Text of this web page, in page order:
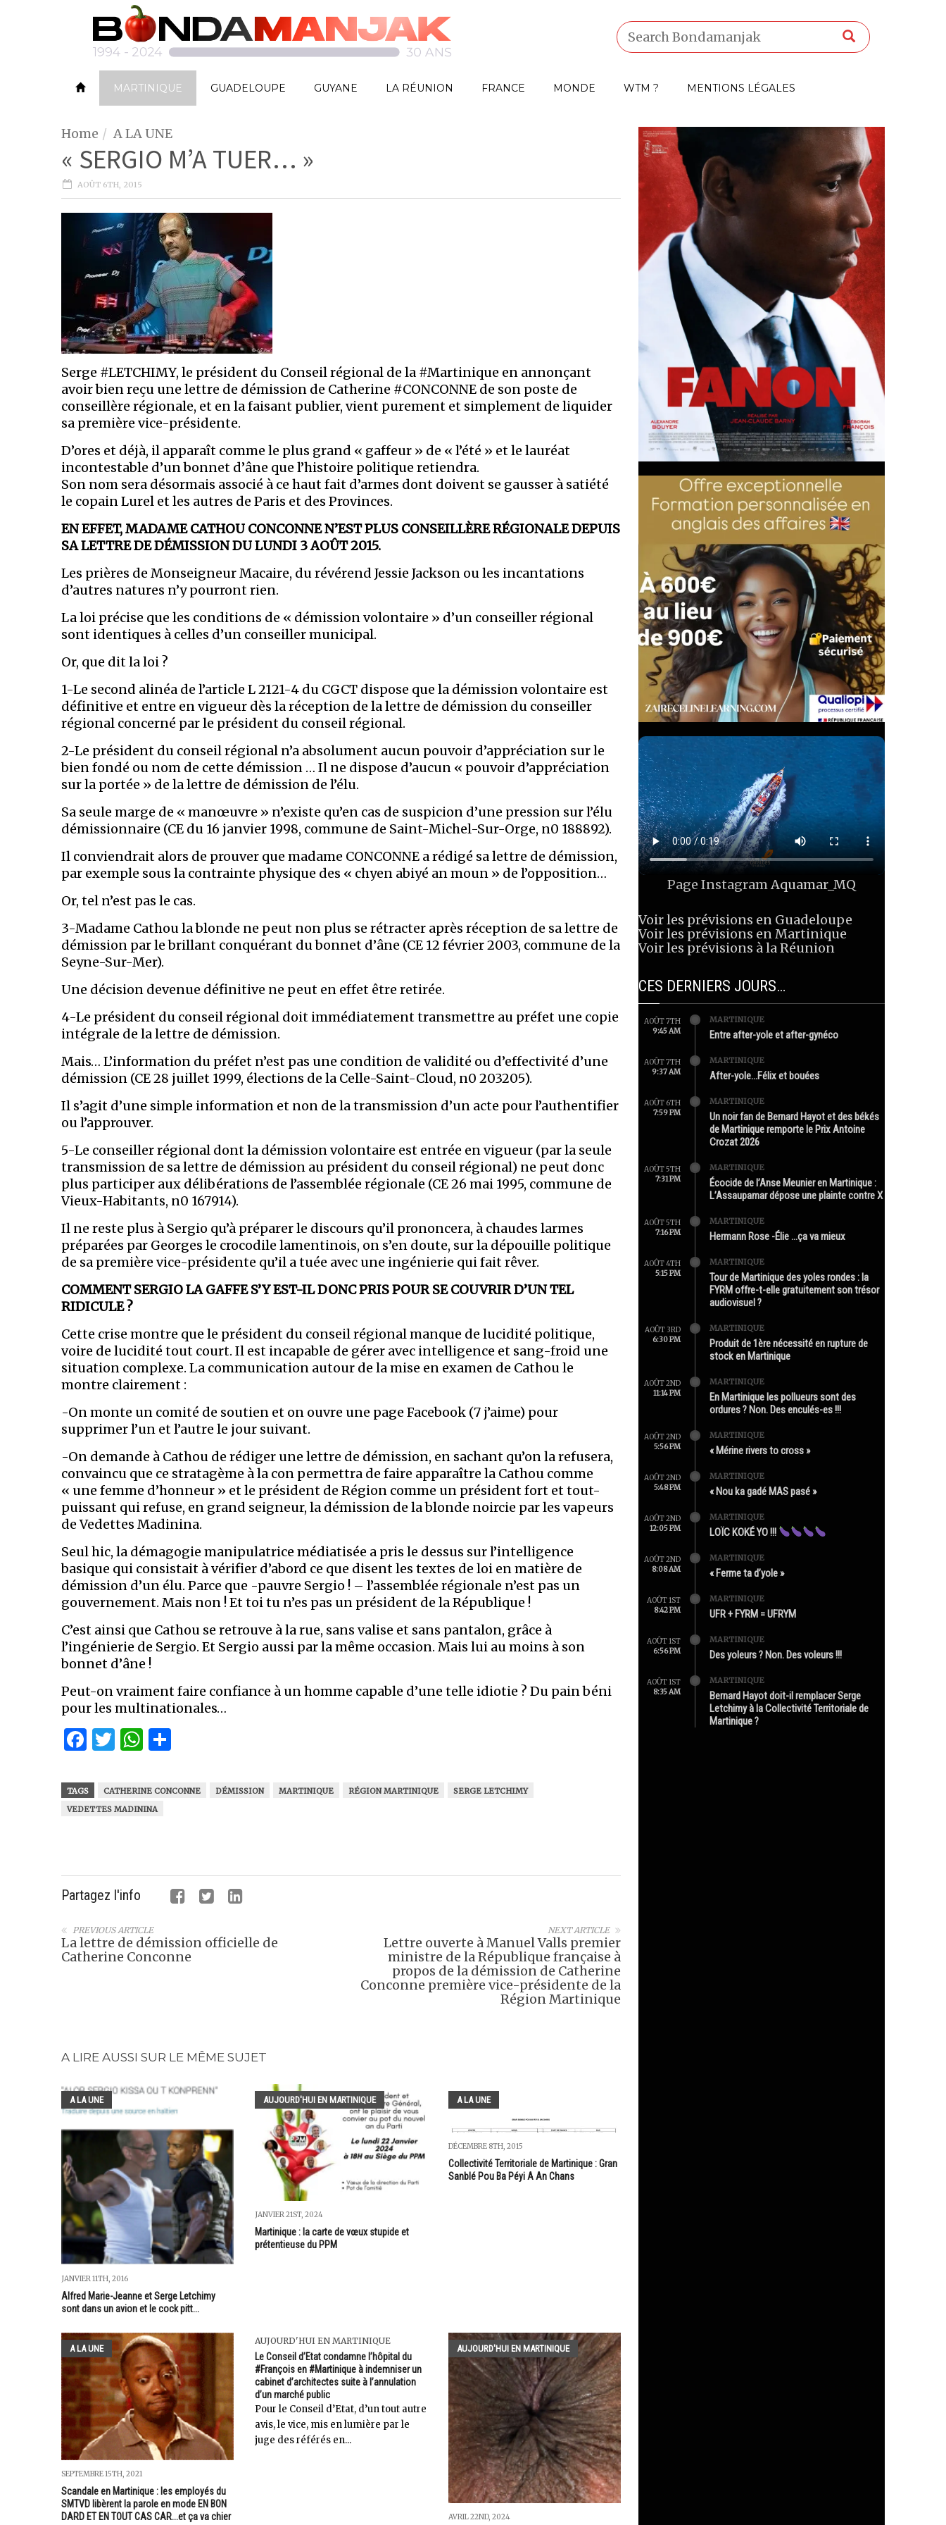
MARTINIQUE GUADELOUPE GUYANE LA RÉUNION FRANCE MONDE WTM ? MENTIONS LÉGALES
Home A LA UNE
« SERGIO M’A TUER… »
AOÛT 6TH, 2015
Serge #LETCHIMY, le président du Conseil régional de la #Martinique en annonçant
avoir bien reçu une lettre de démission de Catherine #CONCONNE de son poste de
conseillère régionale, et en la faisant publier, vient purement et simplement de liquider
sa première vice-présidente.
D’ores et déjà, il apparaît comme le plus grand « gaffeur » de « l’été » et le lauréat
incontestable d’un bonnet d’âne que l’histoire politique retiendra.
Son nom sera désormais associé à ce haut fait d’armes dont doivent se gausser à satiété
le copain Lurel et les autres de Paris et des Provinces.
EN EFFET, MADAME CATHOU CONCONNE N’EST PLUS CONSEILLÈRE RÉGIONALE DEPUIS
SA LETTRE DE DÉMISSION DU LUNDI 3 AOÛT 2015.
Les prières de Monseigneur Macaire, du révérend Jessie Jackson ou les incantations
d’autres natures n’y pourront rien.
La loi précise que les conditions de « démission volontaire » d’un conseiller régional
sont identiques à celles d’un conseiller municipal.
Or, que dit la loi ?
1-Le second alinéa de l’article L 2121-4 du CGCT dispose que la démission volontaire est
définitive et entre en vigueur dès la réception de la lettre de démission du conseiller
régional concerné par le président du conseil régional.
2-Le président du conseil régional n’a absolument aucun pouvoir d’appréciation sur le
bien fondé ou nom de cette démission … Il ne dispose d’aucun « pouvoir d’appréciation
sur la portée » de la lettre de démission de l’élu.
Sa seule marge de « manœuvre » n’existe qu’en cas de suspicion d’une pression sur l’élu
démissionnaire (CE du 16 janvier 1998, commune de Saint-Michel-Sur-Orge, n0 188892).
Il conviendrait alors de prouver que madame CONCONNE a rédigé sa lettre de démission,
par exemple sous la contrainte physique des « chyen abiyé an moun » de l’opposition…
Or, tel n’est pas le cas.
3-Madame Cathou la blonde ne peut non plus se rétracter après réception de sa lettre de
démission par le brillant conquérant du bonnet d’âne (CE 12 février 2003, commune de la
Seyne-Sur-Mer).
Une décision devenue définitive ne peut en effet être retirée.
4-Le président du conseil régional doit immédiatement transmettre au préfet une copie
intégrale de la lettre de démission.
Mais… L’information du préfet n’est pas une condition de validité ou d’effectivité d’une
démission (CE 28 juillet 1999, élections de la Celle-Saint-Cloud, n0 203205).
Il s’agit d’une simple information et non de la transmission d’un acte pour l’authentifier
ou l’approuver.
5-Le conseiller régional dont la démission volontaire est entrée en vigueur (par la seule
transmission de sa lettre de démission au président du conseil régional) ne peut donc
plus participer aux délibérations de l’assemblée régionale (CE 26 mai 1995, commune de
Vieux-Habitants, n0 167914).
Il ne reste plus à Sergio qu’à préparer le discours qu’il prononcera, à chaudes larmes
préparées par Georges le crocodile lamentinois, on s’en doute, sur la dépouille politique
de sa première vice-présidente qu’il a tuée avec une ingénierie qui fait rêver.
COMMENT SERGIO LA GAFFE S’Y EST-IL DONC PRIS POUR SE COUVRIR D’UN TEL
RIDICULE ?
Cette crise montre que le président du conseil régional manque de lucidité politique,
voire de lucidité tout court. Il est incapable de gérer avec intelligence et sang-froid une
situation complexe. La communication autour de la mise en examen de Cathou le
montre clairement :
-On monte un comité de soutien et on ouvre une page Facebook (7 j’aime) pour
supprimer l’un et l’autre le jour suivant.
-On demande à Cathou de rédiger une lettre de démission, en sachant qu’on la refusera,
convaincu que ce stratagème à la con permettra de faire apparaître la Cathou comme
« une femme d’honneur » et le président de Région comme un président fort et tout-
puissant qui refuse, en grand seigneur, la démission de la blonde noircie par les vapeurs
de Vedettes Madinina.
Seul hic, la démagogie manipulatrice médiatisée a pris le dessus sur l’intelligence
basique qui consistait à vérifier d’abord ce que disent les textes de loi en matière de
démission d’un élu. Parce que -pauvre Sergio ! – l’assemblée régionale n’est pas un
gouvernement. Mais non ! Et toi tu n’es pas un président de la République !
C’est ainsi que Cathou se retrouve à la rue, sans valise et sans pantalon, grâce à
l’ingénierie de Sergio. Et Sergio aussi par la même occasion. Mais lui au moins à son
bonnet d’âne !
Peut-on vraiment faire confiance à un homme capable d’une telle idiotie ? Du pain béni
pour les multinationales…
Facebook
Twitter
WhatsApp
TAGS CATHERINE CONCONNE DÉMISSION MARTINIQUE RÉGION MARTINIQUE
SERGE LETCHIMY
VEDETTES MADININA
Partagez l'info
NEXT ARTICLE
Lettre ouverte à Manuel Valls premier
ministre de la République française à
propos de la démission de Catherine
Conconne première vice-présidente de la
Région Martinique
PREVIOUS ARTICLE
La lettre de démission officielle de
Catherine Conconne
A LIRE AUSSI SUR LE MÊME SUJET
A LA UNE
JANVIER 11TH, 2016
Alfred Marie-Jeanne et Serge Letchimy
sont dans un avion et le cock pitt...
AUJOURD'HUI EN MARTINIQUE
JANVIER 21ST, 2024
Martinique : la carte de vœux stupide et
prétentieuse du PPM
A LA UNE
DÉCEMBRE 8TH, 2015
Collectivité Territoriale de Martinique : Gran
Sanblé Pou Ba Péyi A An Chans
A LA UNE
SEPTEMBRE 15TH, 2021
Scandale en Martinique : les employés du
SMTVD libèrent la parole en mode EN BON
DARD ET EN TOUT CAS CAR...et ça va chier
AUJOURD'HUI EN MARTINIQUE
Le Conseil d’Etat condamne l’hôpital du
#François en #Martinique à indemniser un
cabinet d’architectes suite à l’annulation
d’un marché public
Pour le Conseil d’Etat, d’un tout autre
avis, le vice, mis en lumière par le
juge des référés en...
AUJOURD'HUI EN MARTINIQUE
AVRIL 22ND, 2024
Page InstagramAquamar_MQ
Voir les prévisions en Guadeloupe
Voir les prévisions en Martinique
Voir les prévisions à la Réunion
CES DERNIERS JOURS…
AOÛT 7TH
9:45 AM
MARTINIQUE
Entre after-yole et after-gynéco
AOÛT 7TH
9:37 AM
MARTINIQUE
After-yole…Félix et bouées
AOÛT 6TH
7:59 PM
MARTINIQUE
Un noir fan de Bernard Hayot et des békés
de Martinique remporte le Prix Antoine
Crozat 2026
AOÛT 5TH
7:31 PM
MARTINIQUE
Écocide de l’Anse Meunier en Martinique :
L’Assaupamar dépose une plainte contre X
AOÛT 5TH
7:16 PM
MARTINIQUE
Hermann Rose -Élie …ça va mieux
AOÛT 4TH
5:15 PM
MARTINIQUE
Tour de Martinique des yoles rondes : la
FYRM offre-t-elle gratuitement son trésor
audiovisuel ?
AOÛT 3RD
6:30 PM
MARTINIQUE
Produit de 1ère nécessité en rupture de
stock en Martinique
AOÛT 2ND
11:14 PM
MARTINIQUE
En Martinique les pollueurs sont des
ordures ? Non. Des enculés-es !!!
AOÛT 2ND
5:56 PM
MARTINIQUE
« Mérine rivers to cross »
AOÛT 2ND
5:48 PM
MARTINIQUE
« Nou ka gadé MAS pasé »
AOÛT 2ND
12:05 PM
MARTINIQUE
LOÏC KOKÉ YO !!!
AOÛT 2ND
8:08 AM
MARTINIQUE
« Ferme ta d’yole »
AOÛT 1ST
8:42 PM
MARTINIQUE
UFR + FYRM = UFRYM
AOÛT 1ST
6:56 PM
MARTINIQUE
Des yoleurs ? Non. Des voleurs !!!
AOÛT 1ST
8:35 AM
MARTINIQUE
Bernard Hayot doit-il remplacer Serge
Letchimy à la Collectivité Territoriale de
Martinique ?